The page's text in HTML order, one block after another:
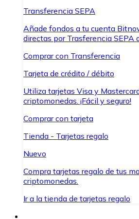
Transferencia SEPA
Añade fondos a tu cuenta
directas por Trasferencia SEPA
Comprar con Transferencia
Tarjeta de crédito / débito
Utiliza tarjetas Visa y
criptomonedas. ¡Fácil y seguro!
Comprar con tarjeta
Tienda - Tarjetas regalo
Nuevo
Compra tarjetas regalo de tus
criptomonedas.
Ir a la tienda de tarjetas regalo